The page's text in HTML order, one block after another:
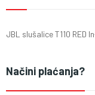
JBL slušalice T110 RED
Načini plaćanja?